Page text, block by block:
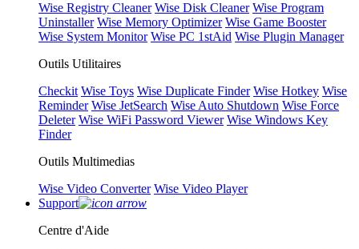
Wise Registry Cleaner Wise Disk Cleaner Wise Program
Uninstaller Wise Memory Optimizer Wise Game Booster
Wise System Monitor Wise PC 1stAid Wise Plugin Manager
Outils Utilitaires
Checkit Wise Toys Wise Duplicate Finder Wise Hotkey Wise
Reminder Wise JetSearch Wise Auto Shutdown Wise Force
Deleter Wise WiFi Password Viewer Wise Windows Key
Finder
Outils Multimedias
Wise Video Converter Wise Video Player
Support
Centre d'Aide